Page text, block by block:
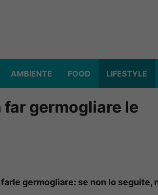
AMBIENTE FOOD LIFESTYLE
germogliare le
germogliare: se non lo seguite,